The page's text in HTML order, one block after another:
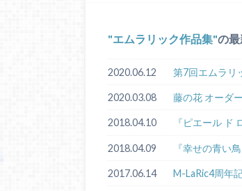
エムラリック作品集 の
2020.06.12 第7回エムラリ
2020.03.08 藤の花 オーダ
2018.04.10 『ピエール ド
2018.04.09 『幸せの青い
2017.06.14 M-LaRic4周年